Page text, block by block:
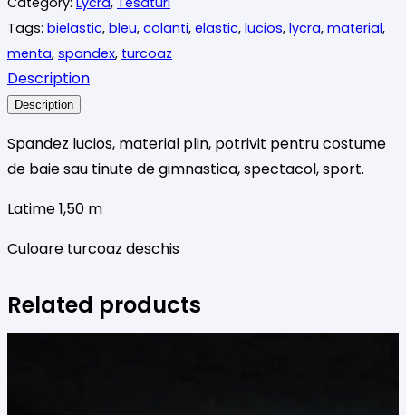
.
Tags: bielastic, bleu, colanti, elastic, lucios, lycra, material,
menta, spandex, turcoaz
Description
Description
Spandez lucios, material plin, potrivit pentru costume
de baie sau tinute de gimnastica, spectacol, sport.
Latime 1,50 m
Culoare turcoaz deschis
Related products